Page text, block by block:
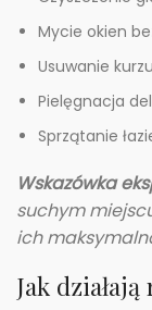
Mycie okien
Usuwanie
Pielęgnacja
Sprzątanie
Wskazówka
suchym
ich
Jak